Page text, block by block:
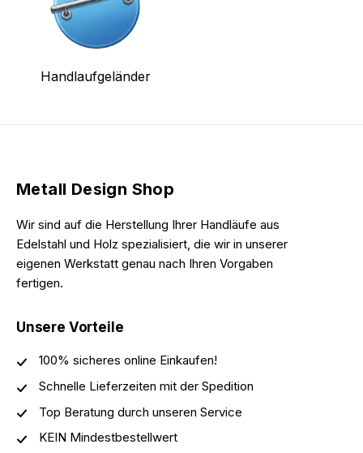
Handlaufgeländer
Metall Design Shop
Wir sind auf die Herstellung Ihrer Handläufe aus
Edelstahl und Holz spezialisiert, die wir in unserer
eigenen Werkstatt genau nach Ihren Vorgaben
fertigen.
Unsere Vorteile
100% sicheres online Einkaufen!
Schnelle Lieferzeiten mit der Spedition
Top Beratung durch unseren Service
KEIN Mindestbestellwert